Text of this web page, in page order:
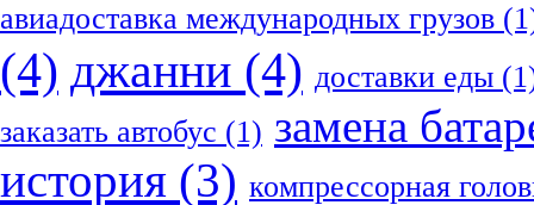
авиадоставка международных грузов
(4) джанни (4) доставки еды
заказать автобус (1) замена
история (3) компрессорная